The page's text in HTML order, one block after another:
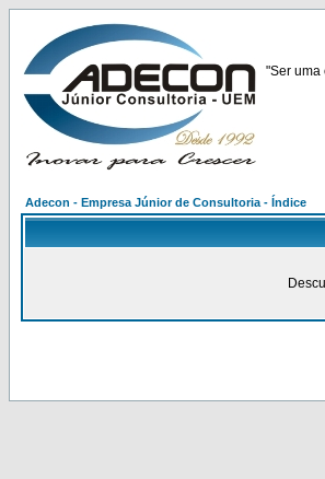
"Ser uma
Adecon - Empresa Júnior de Consultoria - Índice